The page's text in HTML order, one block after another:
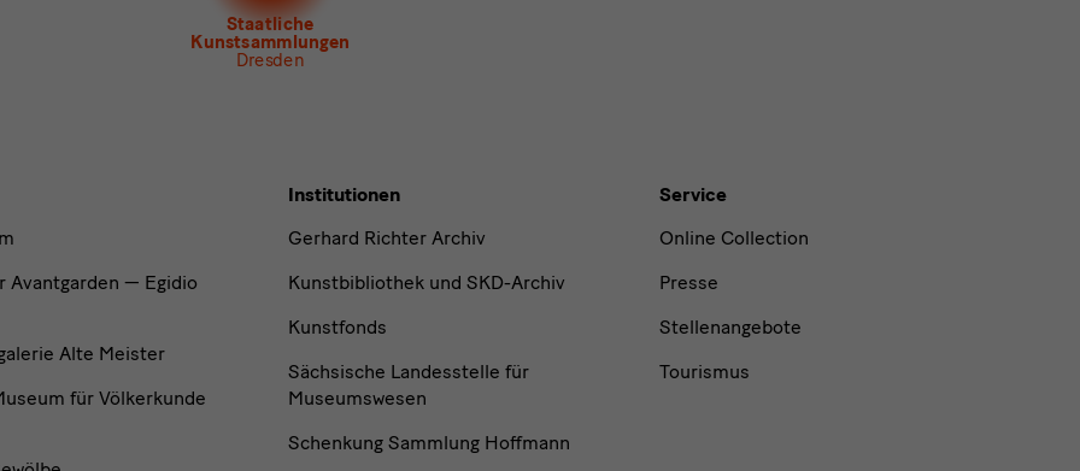
Museum für Sächsische Volkskunst
Staatliche
Kunstsammlungen
Dresden
Avantgarden — Egidio
Alte Meister
für Völkerkunde
Institutionen
Gerhard Richter Archiv
Kunstbibliothek und SKD-Archiv
Kunstfonds
Sächsische Landesstelle für
Museumswesen
Schenkung Sammlung Hoffmann
Service
Online Collection
Presse
Stellenangebote
Tourismus